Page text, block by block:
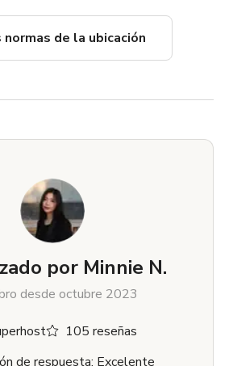
de la ubicación
por Minnie N.
desde octubre 2023
105 reseñas
de respuesta: Excelente